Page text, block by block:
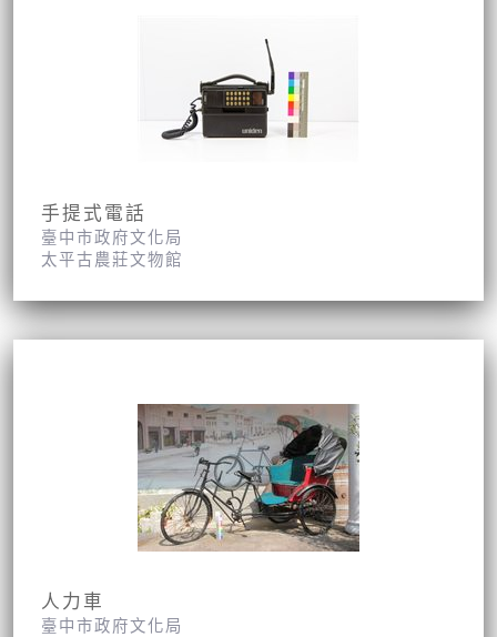
手提式電話
臺中市政府文化局
太平古農莊文物館
人力車
臺中市政府文化局